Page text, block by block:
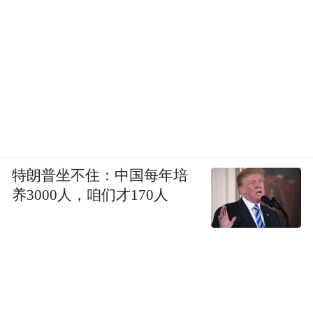
特朗普坐不住：中国每年培
养3000人，咱们才170人